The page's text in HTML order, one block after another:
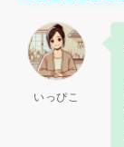
いっぴこ